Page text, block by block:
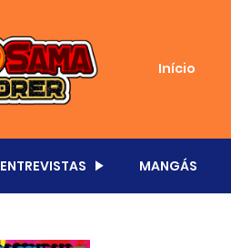
Início
ENTREVISTAS MANGÁS